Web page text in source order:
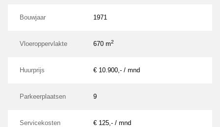
Bouwjaar 1971
Vloeroppervlakte 670 m2
Huurprijs € 10.900,- / mnd
Parkeerplaatsen 9
Servicekosten € 125,- / mnd